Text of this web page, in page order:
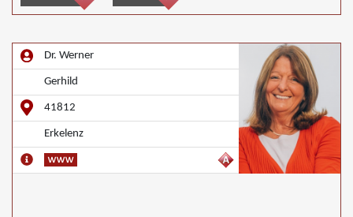
Dr. Werner
Gerhild
41812
Erkelenz